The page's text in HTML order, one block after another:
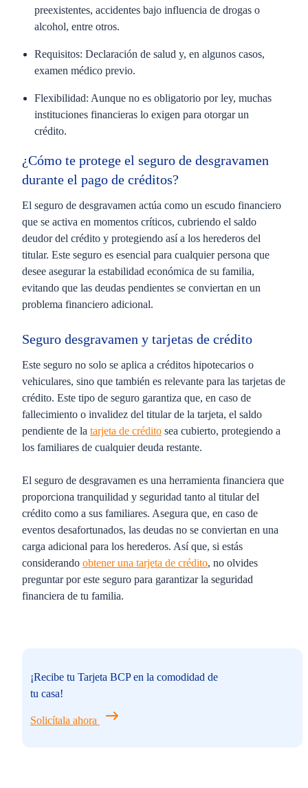
preexistentes, accidentes bajo influencia de drogas o
alcohol, entre otros.
Requisitos: Declaración de salud y, en algunos casos,
examen médico previo.
Flexibilidad: Aunque no es obligatorio por ley, muchas
instituciones financieras lo exigen para otorgar un
crédito.
¿Cómo te protege el seguro de desgravamen
durante el pago de créditos?
El seguro de desgravamen actúa como un escudo financiero
que se activa en momentos críticos, cubriendo el saldo
deudor del crédito y protegiendo así a los herederos del
titular. Este seguro es esencial para cualquier persona que
desee asegurar la estabilidad económica de su familia,
evitando que las deudas pendientes se conviertan en un
problema financiero adicional.
Seguro desgravamen y tarjetas de crédito
Este seguro no solo se aplica a créditos hipotecarios o
vehiculares, sino que también es relevante para las tarjetas de
crédito. Este tipo de seguro garantiza que, en caso de
fallecimiento o invalidez del titular de la tarjeta, el saldo
pendiente de la tarjeta de crédito sea cubierto, protegiendo a
los familiares de cualquier deuda restante.
El seguro de desgravamen es una herramienta financiera que
proporciona tranquilidad y seguridad tanto al titular del
crédito como a sus familiares. Asegura que, en caso de
eventos desafortunados, las deudas no se conviertan en una
carga adicional para los herederos. Así que, si estás
considerando obtener una tarjeta de crédito, no olvides
preguntar por este seguro para garantizar la seguridad
financiera de tu familia.
¡Recibe tu Tarjeta BCP en la comodidad de
tu casa!
Solicítala ahora